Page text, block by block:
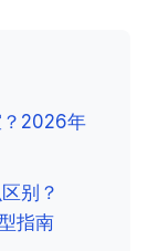
？2026年
别？
指南